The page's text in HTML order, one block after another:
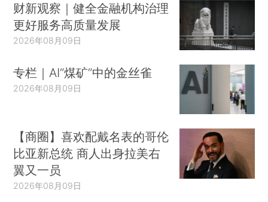
财新观察｜健全金融机构治理
更好服务高质量发展
2026年08月09日
专栏｜AI“煤矿”中的金丝雀
2026年08月09日
【商圈】喜欢配戴名表的哥伦
比亚新总统 商人出身拉美右
翼又一员
2026年08月09日